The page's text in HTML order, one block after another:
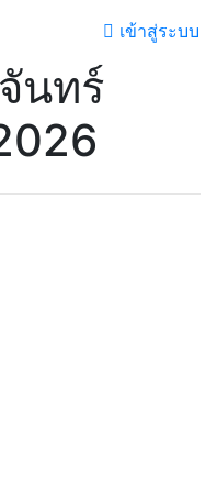
เข้าสู่ระบบ
นทร์